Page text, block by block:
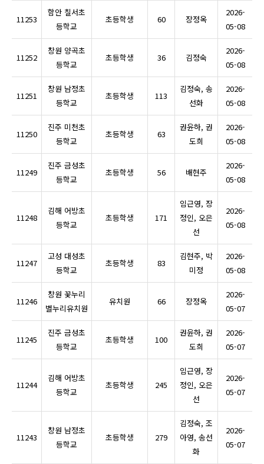
11253
함안 칠서초
등학교
초등학생 60 장정옥
2026-
05-08
11252
창원 양곡초
등학교
초등학생 36 김정숙
2026-
05-08
11251
창원 남정초
등학교
초등학생 113
김정숙, 송
선화
2026-
05-08
11250
진주 미천초
등학교
초등학생 63
권윤하, 권
도희
2026-
05-08
11249
진주 금성초
등학교
초등학생 56 배현주
2026-
05-08
11248
김해 어방초
등학교
초등학생 171
임근영, 장
정인, 오은
선
2026-
05-08
11247
고성 대성초
등학교
초등학생 83
김현주, 박
미정
2026-
05-08
11246
창원 꽃누리
별누리유치원
유치원 66 장정옥
2026-
05-07
11245
진주 금성초
등학교
초등학생 100
권윤하, 권
도희
2026-
05-07
11244
김해 어방초
등학교
초등학생 245
임근영, 장
정인, 오은
선
2026-
05-07
11243
창원 남정초
등학교
초등학생 279
김정숙, 조
아영, 송선
화
2026-
05-07